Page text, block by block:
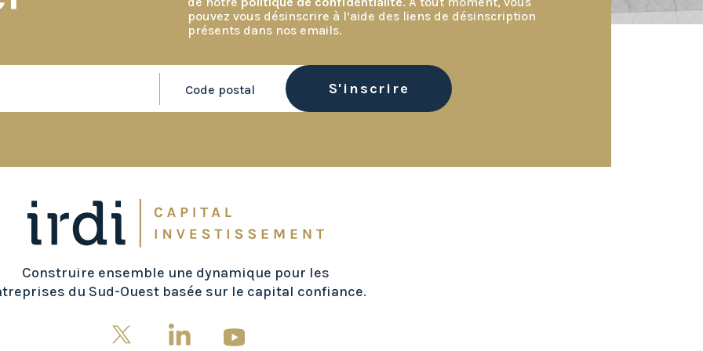
pouvez vous désinscrire à l’aide des liens de désinscription
présents dans nos emails.
Construire ensemble une dynamique pour les
du Sud-Ouest basée sur le capital confiance.